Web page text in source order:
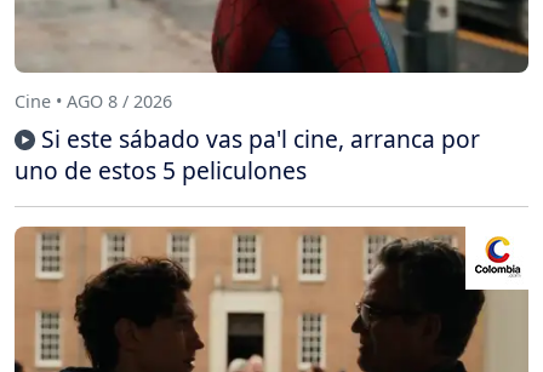
Cine • AGO 8 / 2026
Si este sábado vas pa'l cine, arranca por
uno de estos 5 peliculones